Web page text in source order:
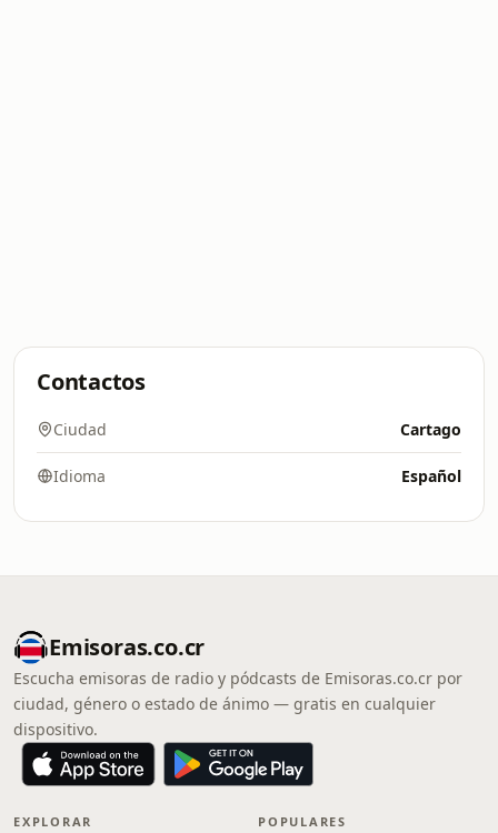
Contactos
Ciudad Cartago
Idioma Español
Emisoras.co.cr
Escucha emisoras de radio y pódcasts de Emisoras.co.cr por
ciudad, género o estado de ánimo — gratis en cualquier
dispositivo.
EXPLORAR POPULARES